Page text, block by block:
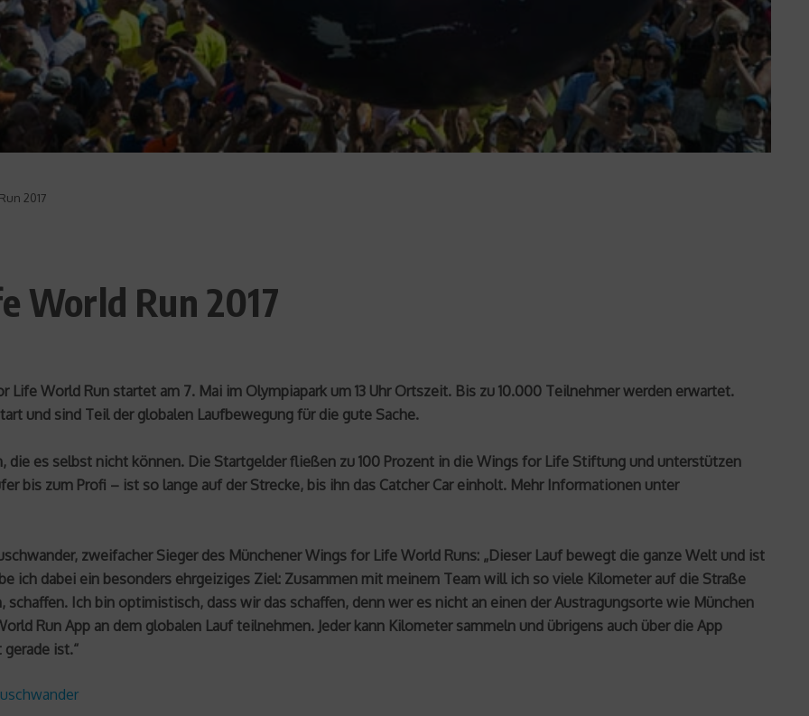
2017
World Run 2017
World Run startet am 7. Mai im Olympiapark um 13 Uhr Ortszeit. Bis zu 10.000 Teilnehmer werden erwartet.
und sind Teil der globalen Laufbewegung für die gute Sache.
die es selbst nicht können. Die Startgelder fließen zu 100 Prozent in die Wings for Life Stiftung und unterstützen
bis zum Profi – ist so lange auf der Strecke, bis ihn das Catcher Car einholt. Mehr Informationen unter
zweifacher Sieger des Münchener Wings for Life World Runs: „Dieser Lauf bewegt die ganze Welt und ist
ich dabei ein besonders ehrgeiziges Ziel: Zusammen mit meinem Team will ich so viele Kilometer auf die Straße
Ich bin optimistisch, dass wir das schaffen, denn wer es nicht an einen der Austragungsorte wie München
Run App an dem globalen Lauf teilnehmen. Jeder kann Kilometer sammeln und übrigens auch über die App
ist.“